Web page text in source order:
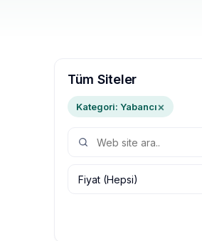
Tüm Siteler
Kategori: Yabancı×